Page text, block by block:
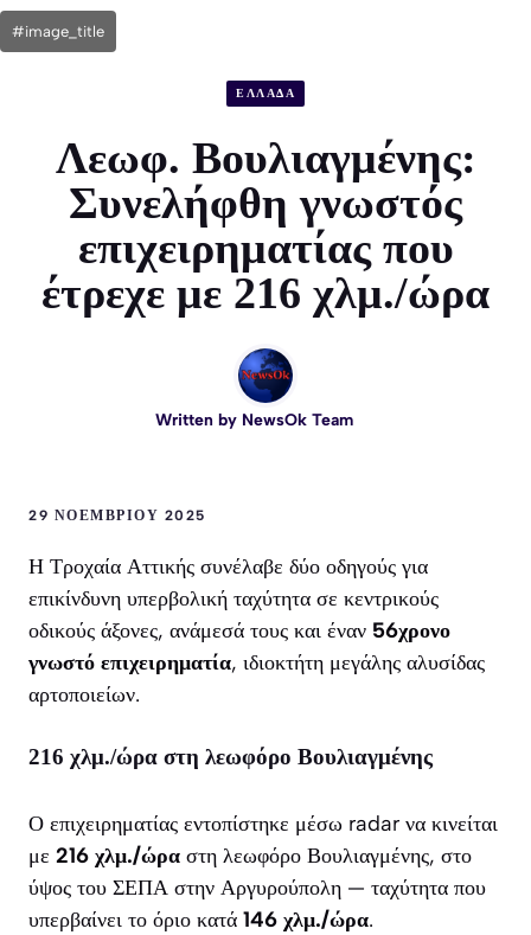
#image_title
ΕΛΛΑΔΑ
Λεωφ. Βουλιαγμένης:
Συνελήφθη γνωστός
επιχειρηματίας που
έτρεχε με 216 χλμ./ώρα
Written by NewsOk Team
29 ΝΟΕΜΒΡΊΟΥ 2025
Η Τροχαία Αττικής συνέλαβε δύο οδηγούς για
επικίνδυνη υπερβολική ταχύτητα σε κεντρικούς
οδικούς άξονες, ανάμεσά τους και έναν 56χρονο
γνωστό επιχειρηματία, ιδιοκτήτη μεγάλης αλυσίδας
αρτοποιείων.
216 χλμ./ώρα στη λεωφόρο Βουλιαγμένης
Ο επιχειρηματίας εντοπίστηκε μέσω radar να κινείται
με 216 χλμ./ώρα στη λεωφόρο Βουλιαγμένης, στο
ύψος του ΣΕΠΑ στην Αργυρούπολη — ταχύτητα που
υπερβαίνει το όριο κατά 146 χλμ./ώρα.